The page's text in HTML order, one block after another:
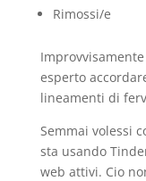
Rimossi/e
esperto
lineamenti di
Semmai volessi
sta usando
web attivi. Cio